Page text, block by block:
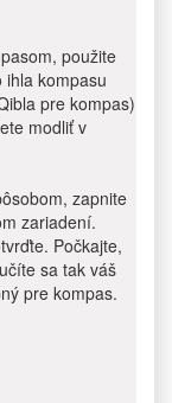
použite
kompasu
pre kompas)
modliť v
zapnite
zariadení.
Počkajte,
sa tak váš
pre kompas.